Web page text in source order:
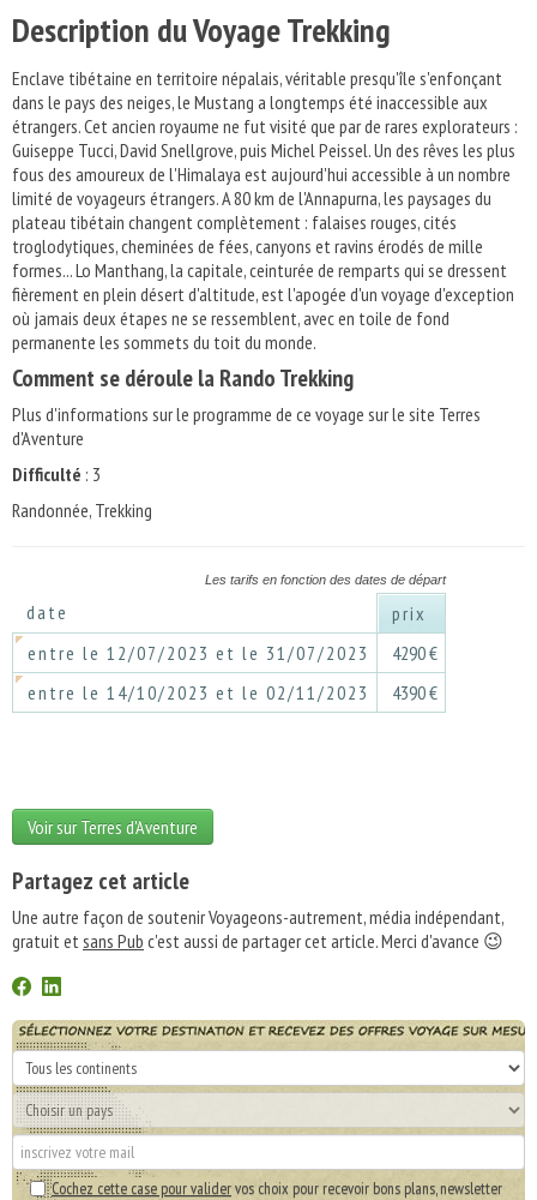
Description du Voyage Trekking
Enclave tibétaine en territoire népalais, véritable presqu'île s'enfonçant
dans le pays des neiges, le Mustang a longtemps été inaccessible aux
étrangers. Cet ancien royaume ne fut visité que par de rares explorateurs :
Guiseppe Tucci, David Snellgrove, puis Michel Peissel. Un des rêves les plus
fous des amoureux de l'Himalaya est aujourd'hui accessible à un nombre
limité de voyageurs étrangers. A 80 km de l'Annapurna, les paysages du
plateau tibétain changent complètement : falaises rouges, cités
troglodytiques, cheminées de fées, canyons et ravins érodés de mille
formes... Lo Manthang, la capitale, ceinturée de remparts qui se dressent
fièrement en plein désert d'altitude, est l'apogée d'un voyage d'exception
où jamais deux étapes ne se ressemblent, avec en toile de fond
permanente les sommets du toit du monde.
Comment se déroule la Rando Trekking
Plus d'informations sur le programme de ce voyage sur le site Terres
d'Aventure
Difficulté : 3
Randonnée, Trekking
Les tarifs en fonction des dates de départ
date
prix
entre le 12/07/2023 et le 31/07/2023
4290 €
entre le 14/10/2023 et le 02/11/2023
4390 €
Voir sur Terres d'Aventure
Partagez cet article
Une autre façon de soutenir Voyageons-autrement, média indépendant,
gratuit etsans Pub c'est aussi de partager cet article. Merci d'avance 😉
Cochez cette case pour validervos choix pour recevoir bons plans, newsletter